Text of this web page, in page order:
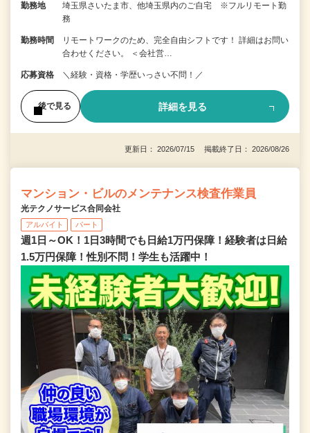
勤務地
埼玉県さいたま市、他埼玉県内のご自宅 ※フルリモート勤
務
勤務時間
リモートワークのため、完全自由シフトです！ 詳細はお問い
合わせください。 ＜会社営…
応募資格 ＼経験・資格・学歴いっさい不問！／
後で見る 詳細を見る
更新日： 2026/07/15 掲載終了日： 2026/08/26
マンション・ビルのメンテナンス検査作業員
光テクノサービス合同会社
アルバイト パート
週1日～OK！1日3時間でも日給1万円保障！経験者は日給
1.5万円保障！性別不問！学生も活躍中！